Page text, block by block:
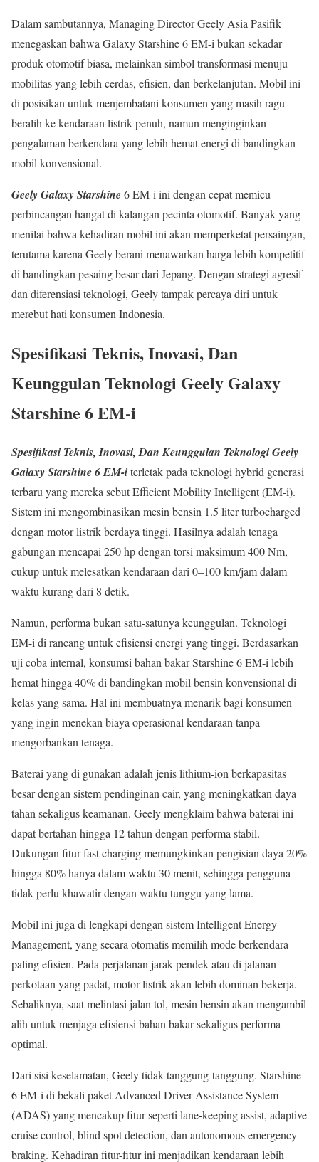
Dalam sambutannya, Managing Director Geely Asia Pasifik
menegaskan bahwa Galaxy Starshine 6 EM-i bukan sekadar
produk otomotif biasa, melainkan simbol transformasi menuju
mobilitas yang lebih cerdas, efisien, dan berkelanjutan. Mobil ini
di posisikan untuk menjembatani konsumen yang masih ragu
beralih ke kendaraan listrik penuh, namun menginginkan
pengalaman berkendara yang lebih hemat energi di bandingkan
mobil konvensional.
Geely Galaxy Starshine6 EM-i ini dengan cepat memicu
perbincangan hangat di kalangan pecinta otomotif. Banyak yang
menilai bahwa kehadiran mobil ini akan memperketat persaingan,
terutama karena Geely berani menawarkan harga lebih kompetitif
di bandingkan pesaing besar dari Jepang. Dengan strategi agresif
dan diferensiasi teknologi, Geely tampak percaya diri untuk
merebut hati konsumen Indonesia.
Spesifikasi Teknis, Inovasi, Dan
Keunggulan Teknologi Geely Galaxy
Starshine 6 EM-i
Spesifikasi Teknis, Inovasi, Dan Keunggulan Teknologi Geely
Galaxy Starshine 6 EM-iterletak pada teknologi hybrid generasi
terbaru yang mereka sebut Efficient Mobility Intelligent (EM-i).
Sistem ini mengombinasikan mesin bensin 1.5 liter turbocharged
dengan motor listrik berdaya tinggi. Hasilnya adalah tenaga
gabungan mencapai 250 hp dengan torsi maksimum 400 Nm,
cukup untuk melesatkan kendaraan dari 0–100 km/jam dalam
waktu kurang dari 8 detik.
Namun, performa bukan satu-satunya keunggulan. Teknologi
EM-i di rancang untuk efisiensi energi yang tinggi. Berdasarkan
uji coba internal, konsumsi bahan bakar Starshine 6 EM-i lebih
hemat hingga 40% di bandingkan mobil bensin konvensional di
kelas yang sama. Hal ini membuatnya menarik bagi konsumen
yang ingin menekan biaya operasional kendaraan tanpa
mengorbankan tenaga.
Baterai yang di gunakan adalah jenis lithium-ion berkapasitas
besar dengan sistem pendinginan cair, yang meningkatkan daya
tahan sekaligus keamanan. Geely mengklaim bahwa baterai ini
dapat bertahan hingga 12 tahun dengan performa stabil.
Dukungan fitur fast charging memungkinkan pengisian daya 20%
hingga 80% hanya dalam waktu 30 menit, sehingga pengguna
tidak perlu khawatir dengan waktu tunggu yang lama.
Mobil ini juga di lengkapi dengan sistem Intelligent Energy
Management, yang secara otomatis memilih mode berkendara
paling efisien. Pada perjalanan jarak pendek atau di jalanan
perkotaan yang padat, motor listrik akan lebih dominan bekerja.
Sebaliknya, saat melintasi jalan tol, mesin bensin akan mengambil
alih untuk menjaga efisiensi bahan bakar sekaligus performa
optimal.
Dari sisi keselamatan, Geely tidak tanggung-tanggung. Starshine
6 EM-i di bekali paket Advanced Driver Assistance System
(ADAS) yang mencakup fitur seperti lane-keeping assist, adaptive
cruise control, blind spot detection, dan autonomous emergency
braking. Kehadiran fitur-fitur ini menjadikan kendaraan lebih